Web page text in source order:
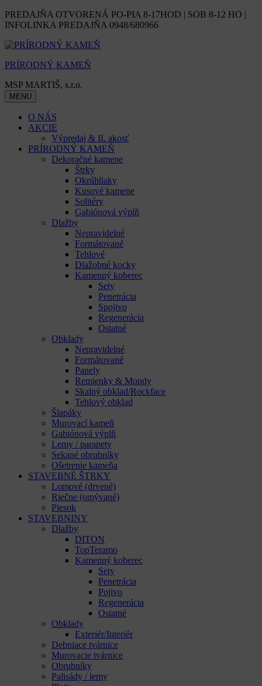
Skip
to
PREDAJŇA OTVORENÁ PO-PIA 8-17HOD | SOB 8-12 HO |
INFOLINKA PREDAJŇA 0948/680966
PRÍRODNÝ KAMEŇ
MSP MARTIŠ, s.r.o.
MENU
O NÁS
AKCIE
Výpredaj & II. akosť
PRÍRODNÝ KAMEŇ
Dekoračné kamene
Štrky
Okrúhliaky
Kusové kamene
Solitéry
Gabiónová výplň
Dlažby
Nepravidelné
Formátované
Tehlové
Dlažobné kocky
Kamenný koberec
Sety
Penetrácia
Spojivo
Regenerácia
Ostatné
Obklady
Nepravidelné
Formátované
Panely
Remienky & Mondy
Skalný obklad/Rockface
Tehlový obklad
Šlapáky
Murovací kameň
Gabiónová výplň
Lemy / parapety
Sekané obrubníky
Ošetrenie kameňa
STAVEBNÉ ŠTRKY
Lomové (drvené)
Riečne (omývané)
Piesok
STAVEBNINY
Dlažby
DITON
TopTeramo
Kamenný koberec
Sety
Penetrácia
Pojivo
Regenerácia
Ostatné
Obklady
Exteriér/Interiér
Debniace tvárnice
Murovacie tvárnice
Obrubníky
Palisády / lemy